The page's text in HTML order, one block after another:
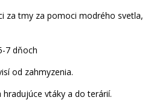
za tmy za pomoci modrého svetla,
7 dňoch
od zahmyzenia.
vtáky a do terárií.